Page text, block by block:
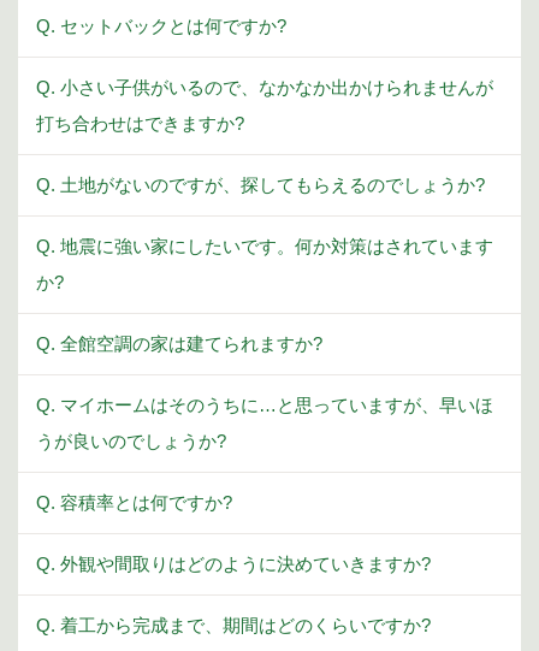
Q. セットバックとは何ですか?
Q. 小さい子供がいるので、なかなか出かけられませんが
打ち合わせはできますか?
Q. 土地がないのですが、探してもらえるのでしょうか?
Q. 地震に強い家にしたいです。何か対策はされています
か?
Q. 全館空調の家は建てられますか?
Q. マイホームはそのうちに…と思っていますが、早いほ
うが良いのでしょうか?
Q. 容積率とは何ですか?
Q. 外観や間取りはどのように決めていきますか?
Q. 着工から完成まで、期間はどのくらいですか?